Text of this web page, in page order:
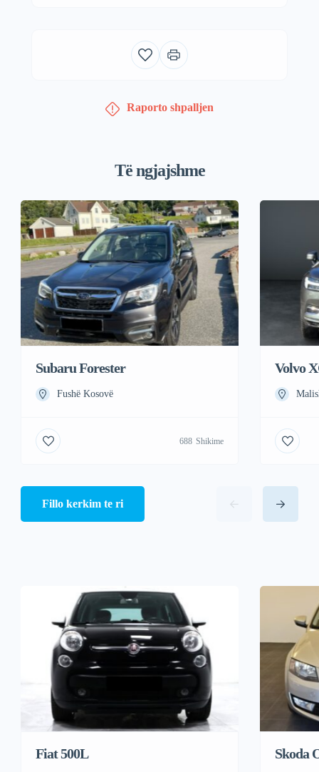
Raporto shpalljen
Të ngjajshme
Subaru Forester
Fushë Kosovë
688 Shikime
Volvo
Fillo kerkim te ri
Fiat 500L Skoda